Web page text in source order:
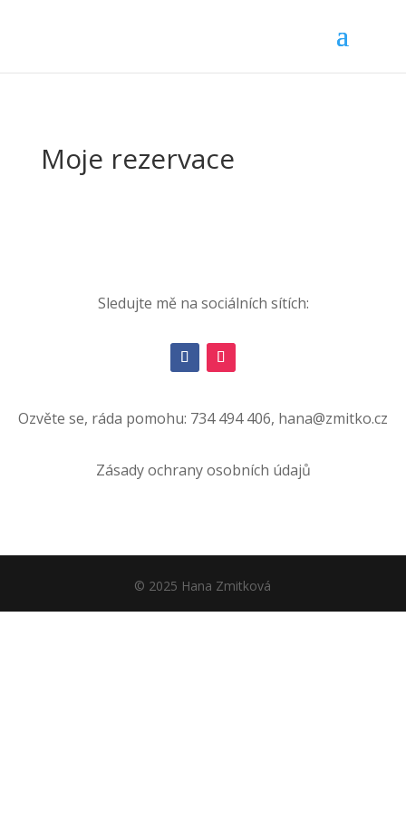
Moje rezervace
Sledujte mě na sociálních sítích:
Ozvěte se, ráda pomohu: 734 494 406, hana@zmitko.cz
Zásady ochrany osobních údajů
© 2025 Hana Zmitková